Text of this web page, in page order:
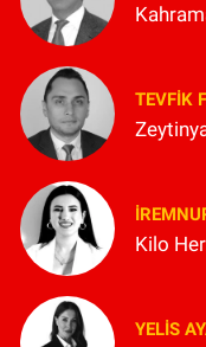
TEVFIK
Kilo
YELIS